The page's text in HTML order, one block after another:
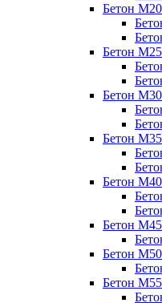
Бетон
Бетон
Бетон
Бетон
Бетон
Бетон
Бетон
Бетон